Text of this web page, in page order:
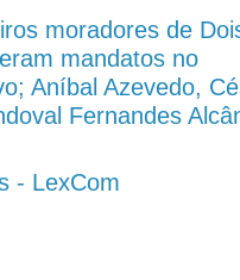
moradores de
mandatos no
Aníbal Azevedo,
Fernandes
- LexCom